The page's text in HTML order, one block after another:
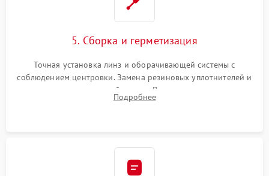
5. Сборка и герметизация
Точная установка линз и оборачивающей системы с
соблюдением центровки. Замена резиновых уплотнителей и
нанесение влагозащитной смазки. Вакуумирование корпуса
и заполнение его осушенным азотом или аргоном для
Подробнее